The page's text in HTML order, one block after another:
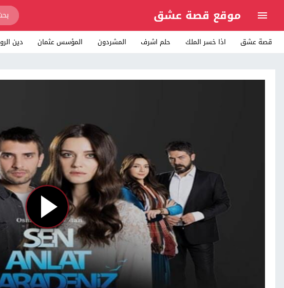
موقع قصة عشق
قصة عشق اذا خسر الملك حلم اشرف المشردون المؤسس عثمان دين